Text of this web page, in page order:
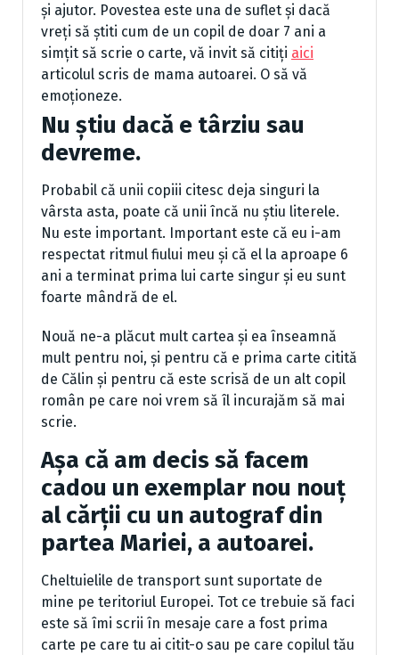
și ajutor. Povestea este una de suflet și dacă
vreți să știti cum de un copil de doar 7 ani a
simțit să scrie o carte, vă invit să citiți aici
articolul scris de mama autoarei. O să vă
emoționeze.
Nu știu dacă e târziu sau
devreme.
Probabil că unii copiii citesc deja singuri la
vârsta asta, poate că unii încă nu știu literele.
Nu este important. Important este că eu i-am
respectat ritmul fiului meu și că el la aproape 6
ani a terminat prima lui carte singur și eu sunt
foarte mândră de el.
Nouă ne-a plăcut mult cartea și ea înseamnă
mult pentru noi, și pentru că e prima carte citită
de Călin și pentru că este scrisă de un alt copil
român pe care noi vrem să îl incurajăm să mai
scrie.
Așa că am decis să facem
cadou un exemplar nou nouț
al cărții cu un autograf din
partea Mariei, a autoarei.
Cheltuielile de transport sunt suportate de
mine pe teritoriul Europei. Tot ce trebuie să faci
este să îmi scrii în mesaje care a fost prima
carte pe care tu ai citit-o sau pe care copilul tău